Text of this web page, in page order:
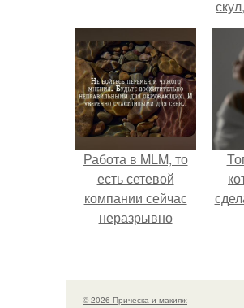
Работа в MLM, то
есть сетевой
компании сейчас
неразрывно
своей страницы в
соц сетях.
© 2026 Прическа и макияж